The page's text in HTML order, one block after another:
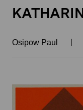
Osipow Paul |